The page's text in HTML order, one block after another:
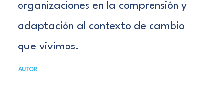
organizaciones en la comprensión y
adaptación al contexto de cambio
que vivimos.
AUTOR